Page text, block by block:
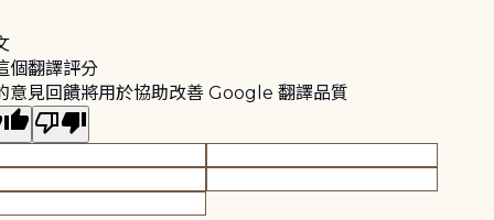
個翻譯評分
意見回饋將用於協助改善 Google 翻譯品質